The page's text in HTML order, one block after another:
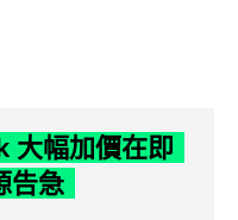
大幅加價在即
告急